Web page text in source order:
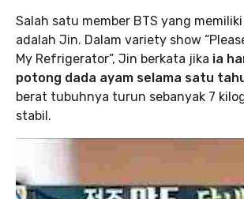
Salah satu member BTS yang
adalah Jin. Dalam variety show
My Refrigerator”, Jin berkata jika ia
potong dada ayam selama satu
berat tubuhnya turun sebanyak 7
stabil.